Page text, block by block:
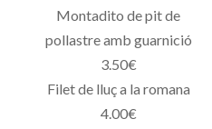
Montadito de pit de
pollastre amb guarnició
3.50€
Filet de lluç a la romana
4.00€